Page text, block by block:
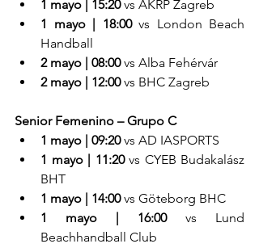
1 mayo | 15:20 vs AKRP Zagreb
1 mayo | 18:00 vs London Beach
Handball
2 mayo | 08:00 vs Alba Fehérvár
2 mayo | 12:00 vs BHC Zagreb
Senior Femenino – Grupo C
1 mayo | 09:20 vs AD IASPORTS
1 mayo | 11:20 vs CYEB Budakalász
BHT
1 mayo | 14:00 vs Göteborg BHC
1 mayo | 16:00 vs Lund
Beachhandball Club